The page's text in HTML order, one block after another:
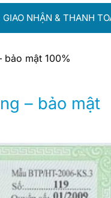
GIAO NHẬN & THANH
bảo mật 100%
– bảo mật